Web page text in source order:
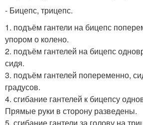
- Бицепс, трицепс.
1. подъём гантели на бицепс
упором о колено.
2. подъём гантелей на бицепс
сидя.
3. подъём гантелей попеременно,
градусов.
4. сгибание гантелей к бицепсу
Прямые руки в сторону разведены.